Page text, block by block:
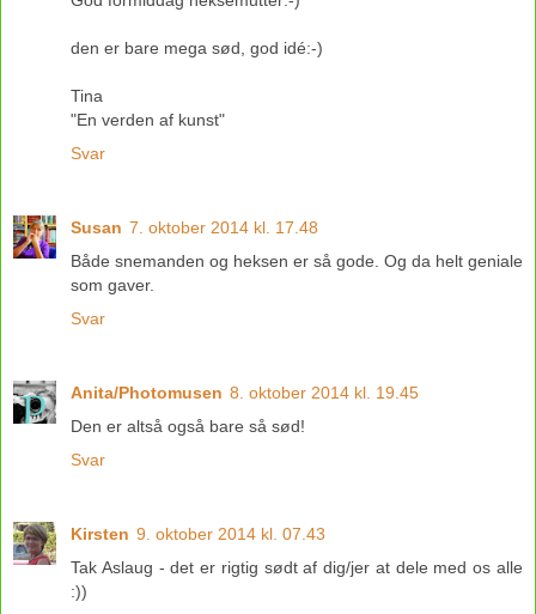
den er bare mega sød, god idé:-)
Tina
"En verden af kunst"
Svar
Susan 7. oktober 2014 kl. 17.48
Både snemanden og heksen er så gode. Og da helt geniale
som gaver.
Svar
Anita/Photomusen 8. oktober 2014 kl. 19.45
Den er altså også bare så sød!
Svar
Kirsten 9. oktober 2014 kl. 07.43
Tak Aslaug - det er rigtig sødt af dig/jer at dele med os alle
:))